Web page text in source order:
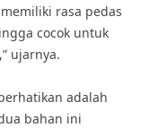
rasa pedas
cocok untuk
ujarnya.
adalah
bahan ini